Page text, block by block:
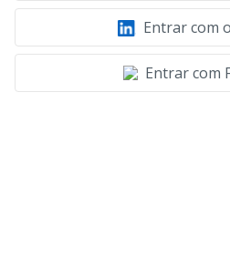
Entrar com
Entrar com